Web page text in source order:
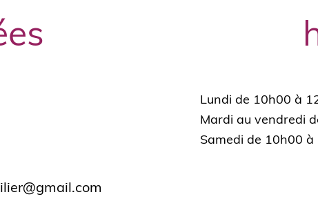
Lundi de 10h00 à
Mardi au vendredi
Samedi de 10h00